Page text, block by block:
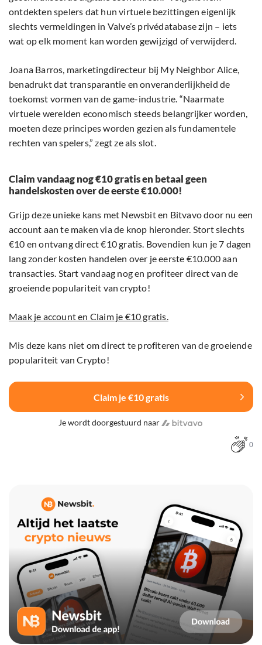
ontdekten spelers dat hun virtuele bezittingen eigenlijk
slechts vermeldingen in Valve’s privédatabase zijn – iets
wat op elk moment kan worden gewijzigd of verwijderd.
Joana Barros, marketingdirecteur bij My Neighbor Alice,
benadrukt dat transparantie en onveranderlijkheid de
toekomst vormen van de game-industrie. “Naarmate
virtuele werelden economisch steeds belangrijker worden,
moeten deze principes worden gezien als fundamentele
rechten van spelers,” zegt ze als slot.
Claim vandaag nog €10 gratis en betaal geen
handelskosten over de eerste €10.000!
Grijp deze unieke kans met Newsbit en Bitvavo door nu een
account aan te maken via de knop hieronder. Stort slechts
€10 en ontvang direct €10 gratis. Bovendien kun je 7 dagen
lang zonder kosten handelen over je eerste €10.000 aan
transacties. Start vandaag nog en profiteer direct van de
groeiende populariteit van crypto!
Maak je account en Claim je €10 gratis.
Mis deze kans niet om direct te profiteren van de groeiende
populariteit van Crypto!
Claim je €10 gratis
Je wordt doorgestuurd naar
0